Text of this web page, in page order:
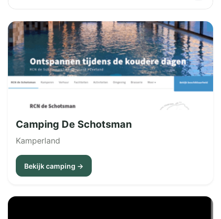
Camping De Schotsman
Kamperland
Bekijk camping →